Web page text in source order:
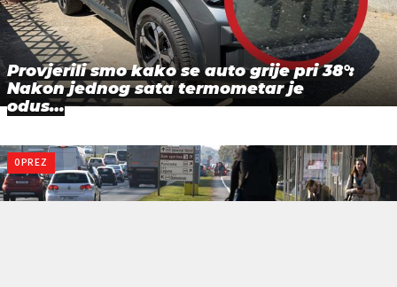
Provjerili smo kako se auto grije pri 38°:
Nakon jednog sata termometar je
odus…
OPREZ